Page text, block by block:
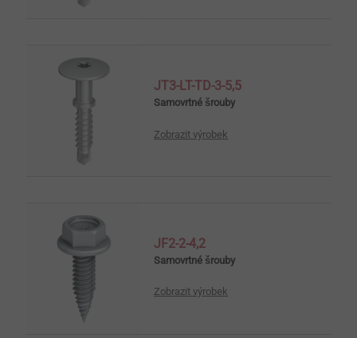
JT3-LT-TD-3-5,5
Samovrtné šrouby
Zobrazit výrobek
JF2-2-4,2
Samovrtné šrouby
Zobrazit výrobek